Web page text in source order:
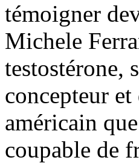
témoigner
Michele
testostérone,
concepteur
américain
coupable de